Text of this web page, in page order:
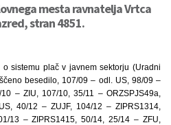
mesta ravnatelja Vrtca
stran 4851.
sistemu plač v javnem sektorju (Uradni
besedilo, 107/09 – odl. US, 98/09 –
– ZIU, 107/10, 35/11 – ORZSPJS49a,
40/12 – ZUJF, 104/12 – ZIPRS1314,
13 – ZIPRS1415, 50/14, 25/14 – ZFU,